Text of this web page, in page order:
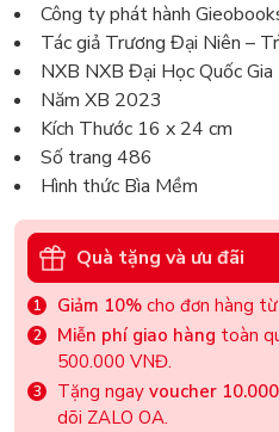
Công ty phát hành
Tác giả Trương Đại Niên –
NXB NXB Đại Học Quốc Gia
Năm XB 2023
Kích Thước 16 x 24 cm
Số trang 486
Hình thức Bìa Mềm
Quà tặng và ưu đãi
Giảm 10% cho đơn hàng
Miễn phí giao hàng toàn
500.000 VNĐ.
Tặng ngay voucher
dõi ZALO OA.